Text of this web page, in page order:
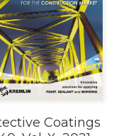
Coatings